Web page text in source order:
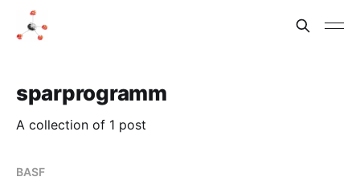
sparprogramm
A collection of 1 post
BASF